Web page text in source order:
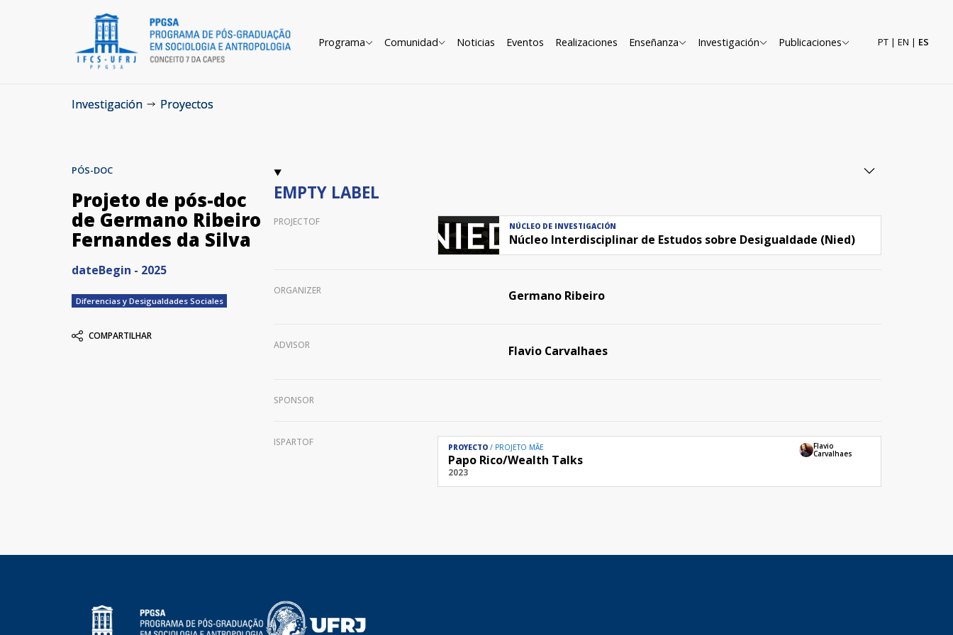
Programa Comunidad Noticias Eventos Realizaciones Enseñanza Investigación Publicaciones PT| EN | ES
Investigación Proyectos
PÓS-DOC
Projeto de pós-doc
de Germano Ribeiro
Fernandes da Silva
dateBegin - 2025
Diferencias y Desigualdades Sociales
COMPARTILHAR
EMPTY LABEL
PROJECTOF NÚCLEO DE INVESTIGACIÓN
Núcleo Interdisciplinar de Estudos sobre Desigualdade (Nied)
ORGANIZER Germano Ribeiro
ADVISOR Flavio Carvalhaes
SPONSOR
ISPARTOF PROYECTO PROJETO MÃE
Papo Rico/Wealth Talks
2023
Flavio
Carvalhaes